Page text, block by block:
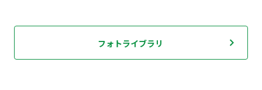
フォトライブラリ